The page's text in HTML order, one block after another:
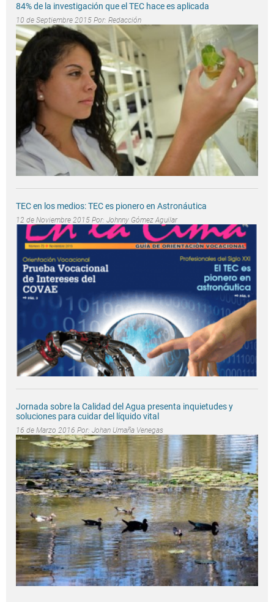
84% de la investigación que el TEC hace es aplicada
10 de Septiembre 2015 Por: Redacción
TEC en los medios: TEC es pionero en Astronáutica
12 de Noviembre 2015 Por: Johnny Gómez Aguilar
Jornada sobre la Calidad del Agua presenta inquietudes y
soluciones para cuidar del líquido vital
16 de Marzo 2016 Por: Johan Umaña Venegas